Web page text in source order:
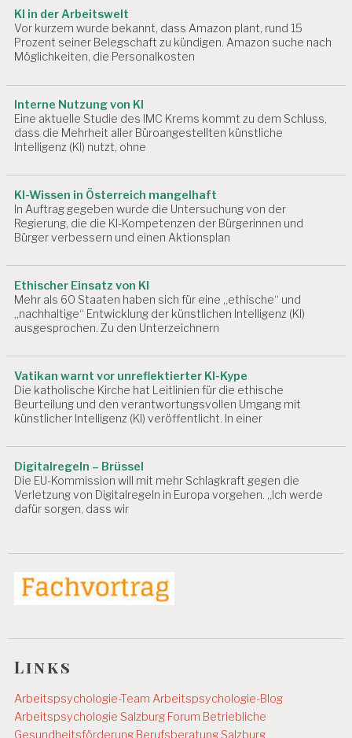
L
O
E
B
EI
T
S
Y
C
H
O
G
IE
A
B
EI
T
S
P
Y
C
H
O
L
IE
A
L
G
A
R
B
KI in der Arbeitswelt
Vor kurzem wurde bekannt, dass Amazon plant, rund 15
Prozent seiner Belegschaft zu kündigen. Amazon suche nach
Möglichkeiten, die Personalkosten
Interne Nutzung von KI
Eine aktuelle Studie des IMC Krems kommt zu dem Schluss,
dass die Mehrheit aller Büroangestellten künstliche
Intelligenz (KI) nutzt, ohne
KI-Wissen in Österreich mangelhaft
In Auftrag gegeben wurde die Untersuchung von der
Regierung, die die KI-Kompetenzen der Bürgerinnen und
Bürger verbessern und einen Aktionsplan
Ethischer Einsatz von KI
Mehr als 60 Staaten haben sich für eine „ethische“ und
„nachhaltige“ Entwicklung der künstlichen Intelligenz (KI)
ausgesprochen. Zu den Unterzeichnern
Vatikan warnt vor unreflektierter KI-Kype
Die katholische Kirche hat Leitlinien für die ethische
Beurteilung und den verantwortungsvollen Umgang mit
künstlicher Intelligenz (KI) veröffentlicht. In einer
Digitalregeln – Brüssel
Die EU-Kommission will mit mehr Schlagkraft gegen die
Verletzung von Digitalregeln in Europa vorgehen. „Ich werde
dafür sorgen, dass wir
Links
Arbeitspsychologie-Team Arbeitspsychologie-Blog
Arbeitspsychologie Salzburg Forum Betriebliche
Gesundheitsförderung Berufsberatung Salzburg